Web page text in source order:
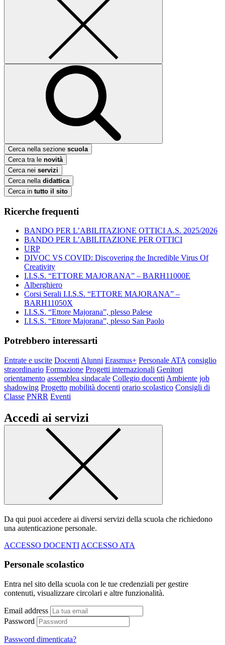
Cerca nella sezione scuola
Cerca tra le novità
Cerca nei servizi
Cerca nella didattica
Cerca in tutto il sito
Ricerche frequenti
BANDO PER L’ABILITAZIONE OTTICI A.S. 2025/2026
BANDO PER L’ABILITAZIONE PER OTTICI
URP
DIVOC VS COVID: Discovering the Incredible Virus Of
Creativity
I.I.S.S. “ETTORE MAJORANA” – BARH11000E
Alberghiero
Corsi Serali I.I.S.S. “ETTORE MAJORANA” –
BARH11050X
I.I.S.S. “Ettore Majorana”, plesso Palese
I.I.S.S. “Ettore Majorana”, plesso San Paolo
Potrebbero interessarti
Entrate e uscite Docenti Alunni Erasmus+ Personale ATA consiglio
straordinario Formazione Progetti internazionali Genitori
orientamento assemblea sindacale Collegio docenti Ambiente job
shadowing Progetto mobilità docenti orario scolastico Consigli di
Classe PNRR Eventi
Accedi ai servizi
Da qui puoi accedere ai diversi servizi della scuola che richiedono
una autenticazione personale.
ACCESSO DOCENTI ACCESSO ATA
Personale scolastico
Entra nel sito della scuola con le tue credenziali per gestire
contenuti, visualizzare circolari e altre funzionalità.
Email address
Password
Password dimenticata?